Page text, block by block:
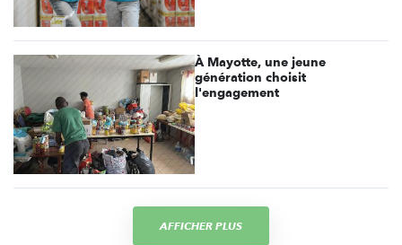
À Mayotte, une jeune
génération choisit
l'engagement
AFFICHER PLUS